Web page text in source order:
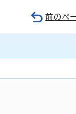
前のペ